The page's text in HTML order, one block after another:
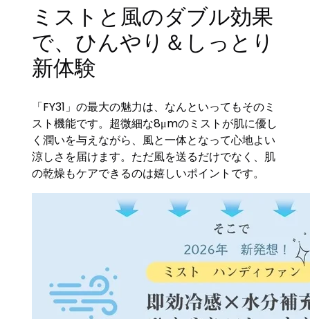
ミストと風のダブル効果
で、ひんやり＆しっとり
新体験
「FY31」の最大の魅力は、なんといってもそのミ
スト機能です。超微細な8μmのミストが肌に優し
く潤いを与えながら、風と一体となって心地よい
涼しさを届けます。ただ風を送るだけでなく、肌
の乾燥もケアできるのは嬉しいポイントです。